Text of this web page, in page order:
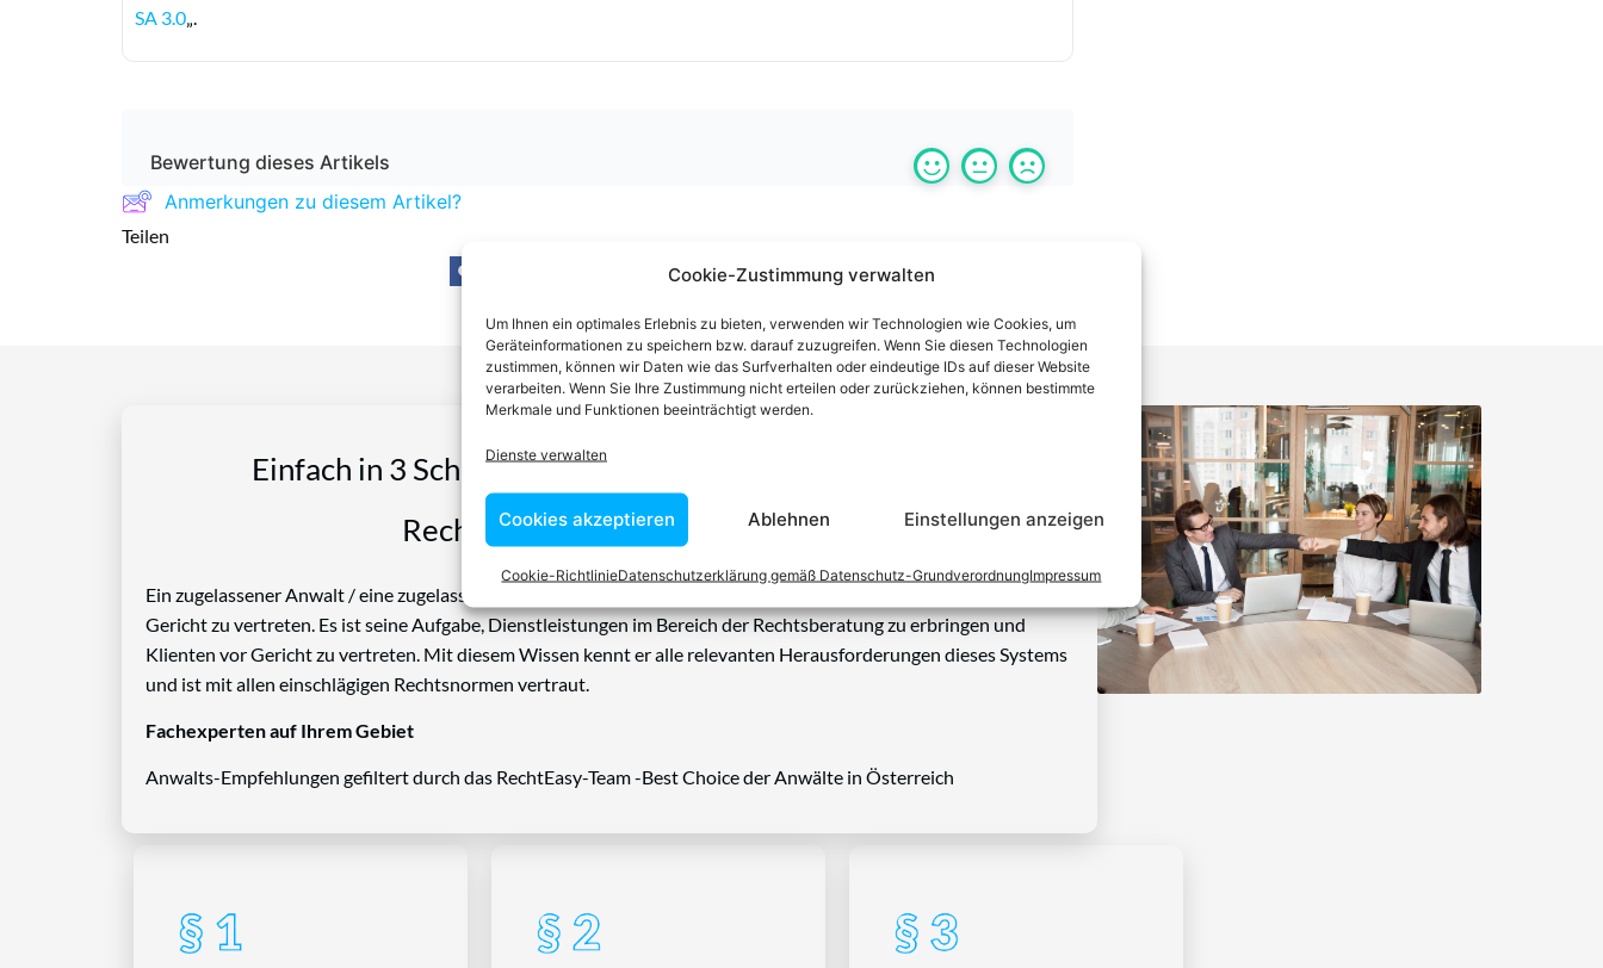
Cookie-Zustimmung verwalten
Um Ihnen ein optimales Erlebnis zu bieten, verwenden wir Technologien wie Cookies, um
Geräteinformationen zu speichern bzw. darauf zuzugreifen. Wenn Sie diesen Technologien
zustimmen, können wir Daten wie das Surfverhalten oder eindeutige IDs auf dieser Website
verarbeiten. Wenn Sie Ihre Zustimmung nicht erteilen oder zurückziehen, können bestimmte
Merkmale und Funktionen beeinträchtigt werden.
Dienste verwalten
Cookies akzeptieren Ablehnen Einstellungen anzeigen
Cookie-RichtlinieDatenschutzerklärung gemäß Datenschutz-GrundverordnungImpressum
SA 3.0
Bewertung dieses Artikels
Anmerkungen zu diesem Artikel?
Teilen
Einfach in 3 Schritten einen Anwalt finden, der auf Ihr
Rechtsproblem spezialisiert ist
Ein zugelassener Anwalt / eine zugelassen Anwältin ist dafür da, über Rechtsfragen zu beraten und Klienten vor
Gericht zu vertreten. Es ist seine Aufgabe, Dienstleistungen im Bereich der Rechtsberatung zu erbringen und
Klienten vor Gericht zu vertreten. Mit diesem Wissen kennt er alle relevanten Herausforderungen dieses Systems
und ist mit allen einschlägigen Rechtsnormen vertraut.
Fachexperten auf Ihrem Gebiet
Anwalts-Empfehlungen gefiltert durch das RechtEasy-Team -Best Choice der Anwälte in Österreich